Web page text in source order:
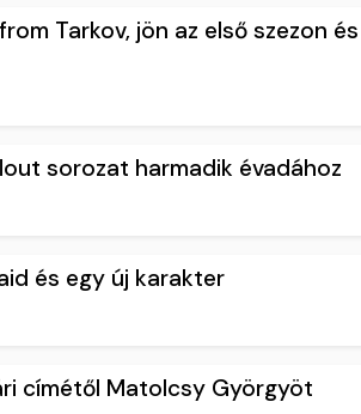
Tarkov, jön az első szezon és
sorozat harmadik évadához
és egy új karakter
címétől Matolcsy Györgyöt